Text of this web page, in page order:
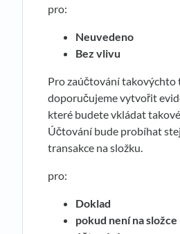
pro:
Neuvedeno
Bez vlivu
Pro zaúčtování takovýchto
doporučujeme vytvořit
které budete vkládat
Účtování bude probíhat
transakce na složku.
pro:
Doklad
pokud není na